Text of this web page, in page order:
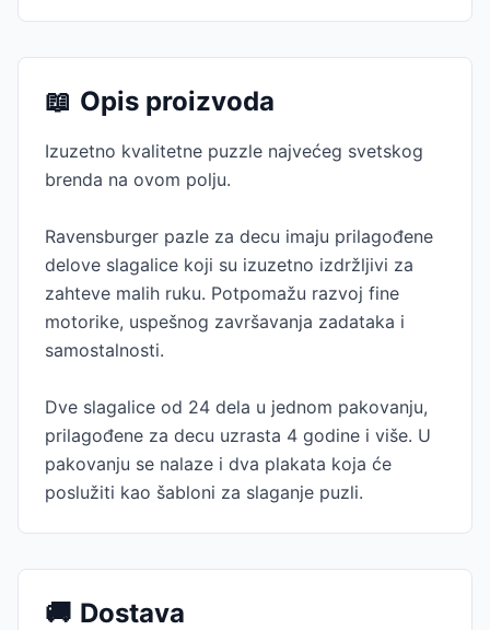
📖 Opis proizvoda
Izuzetno kvalitetne puzzle najvećeg svetskog
brenda na ovom polju.
Ravensburger pazle za decu imaju prilagođene
delove slagalice koji su izuzetno izdržljivi za
zahteve malih ruku. Potpomažu razvoj fine
motorike, uspešnog završavanja zadataka i
samostalnosti.
Dve slagalice od 24 dela u jednom pakovanju,
prilagođene za decu uzrasta 4 godine i više. U
pakovanju se nalaze i dva plakata koja će
poslužiti kao šabloni za slaganje puzli.
🚚 Dostava